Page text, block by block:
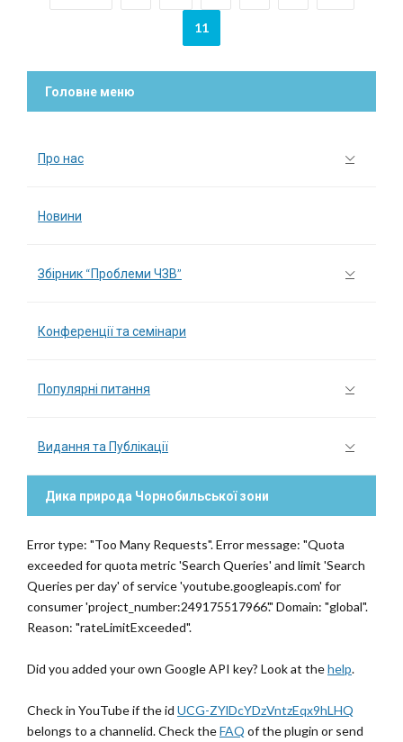
11
Головне меню
Про нас
Новини
Збірник “Проблеми ЧЗВ”
Конференції та семінари
Популярні питання
Видання та Публікації
Дика природа Чорнобильської зони
Error type: "Too Many Requests". Error message: "Quota
exceeded for quota metric 'Search Queries' and limit 'Search
Queries per day' of service 'youtube.googleapis.com' for
consumer 'project_number:249175517966'." Domain: "global".
Reason: "rateLimitExceeded".
Did you added your own Google API key? Look at thehelp.
Check in YouTube if the id UCG-ZYlDcYDzVntzEqx9hLHQ
belongs to a channelid. Check theFAQ of the plugin or send